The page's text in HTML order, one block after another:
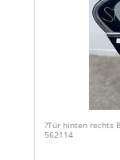
?Tür hinten rechts
562114